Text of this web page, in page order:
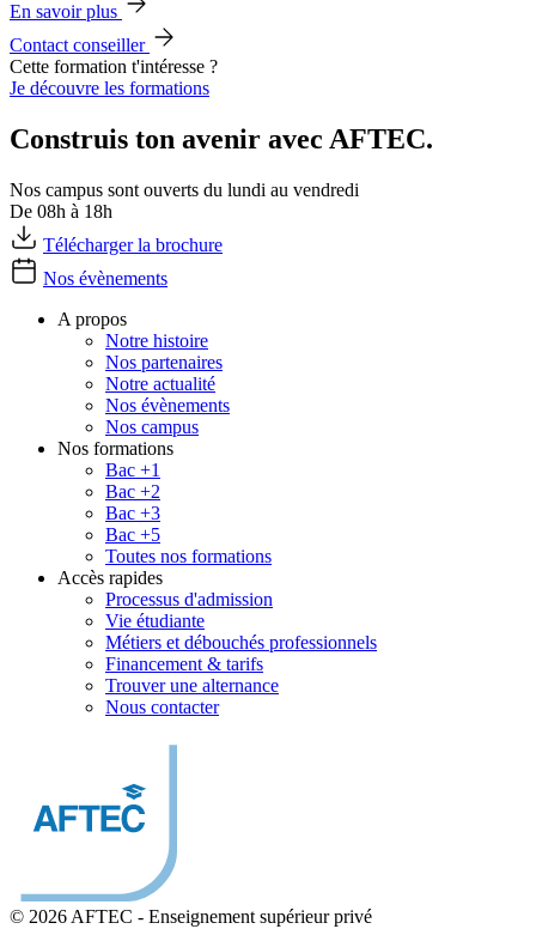
En savoir plus
Contact conseiller
Cette formation t'intéresse ?
Je découvre les formations
Construis ton avenir avec AFTEC.
Nos campus sont ouverts du lundi au vendredi
De 08h à 18h
Télécharger la brochure
Nos évènements
A propos
Notre histoire
Nos partenaires
Notre actualité
Nos évènements
Nos campus
Nos formations
Bac +1
Bac +2
Bac +3
Bac +5
Toutes nos formations
Accès rapides
Processus d'admission
Vie étudiante
Métiers et débouchés professionnels
Financement & tarifs
Trouver une alternance
Nous contacter
© 2026 AFTEC - Enseignement supérieur privé